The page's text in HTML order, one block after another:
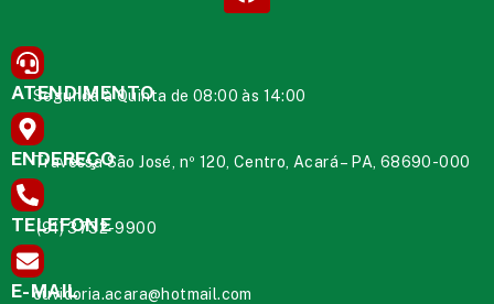
ATENDIMENTO
Segunda à Quinta de 08:00 às 14:00
ENDEREÇO
Travessa São José, nº 120, Centro, Acará – PA, 68690-000
TELEFONE
(91) 3732-9900
E-MAIL
ouvidoria.acara@hotmail.com